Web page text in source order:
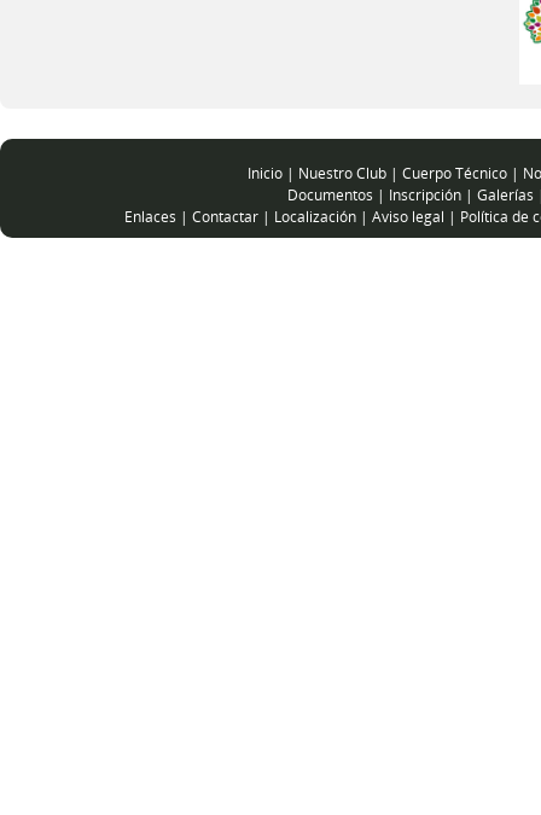
Inicio | Nuestro Club | Cuerpo Técnico |
Documentos | Inscripción | Galerías
Enlaces | Contactar | Localización | Aviso legal | Política de